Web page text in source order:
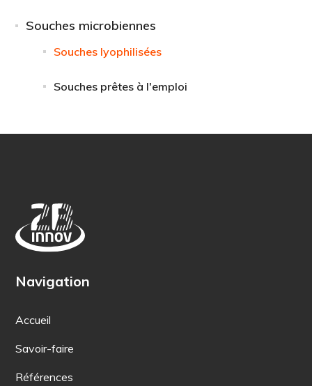
Souches microbiennes
Souches lyophilisées
Souches prêtes à l'emploi
Navigation
Accueil
Savoir-faire
Références